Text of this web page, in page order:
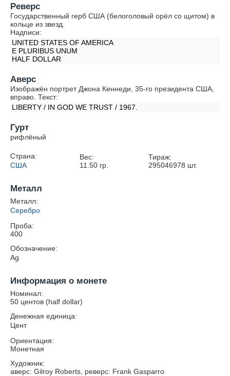
Реверс
Государственный герб США (белоголовый орёл со щитом) в
кольце из звезд.
Надписи:
UNITED STATES OF AMERICA
E PLURIBUS UNUM
HALF DOLLAR
Аверс
Изображён портрет Джона Кеннеди, 35-го президента США,
вправо. Текст:
LIBERTY / IN GOD WE TRUST / 1967.
Гурт
рифлёный
Страна:
США
Вес:
11.50гр.
Тираж:
295046978 шт.
Металл
Металл:
Серебро
Проба:
400
Обозначение:
Ag
Информация о монете
Номинал:
50 центов (half dollar)
Денежная единица:
Цент
Ориентация:
Монетная
Художник:
аверс: Gilroy Roberts, реверс: Frank Gasparro